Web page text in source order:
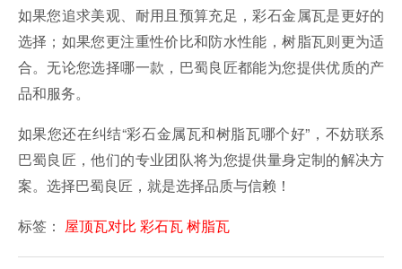
如果您追求美观、耐用且预算充足，彩石金属瓦是更好的
选择；如果您更注重性价比和防水性能，树脂瓦则更为适
合。无论您选择哪一款，巴蜀良匠都能为您提供优质的产
品和服务。
如果您还在纠结“彩石金属瓦和树脂瓦哪个好”，不妨联系
巴蜀良匠，他们的专业团队将为您提供量身定制的解决方
案。选择巴蜀良匠，就是选择品质与信赖！
标签： 屋顶瓦对比 彩石瓦树脂瓦